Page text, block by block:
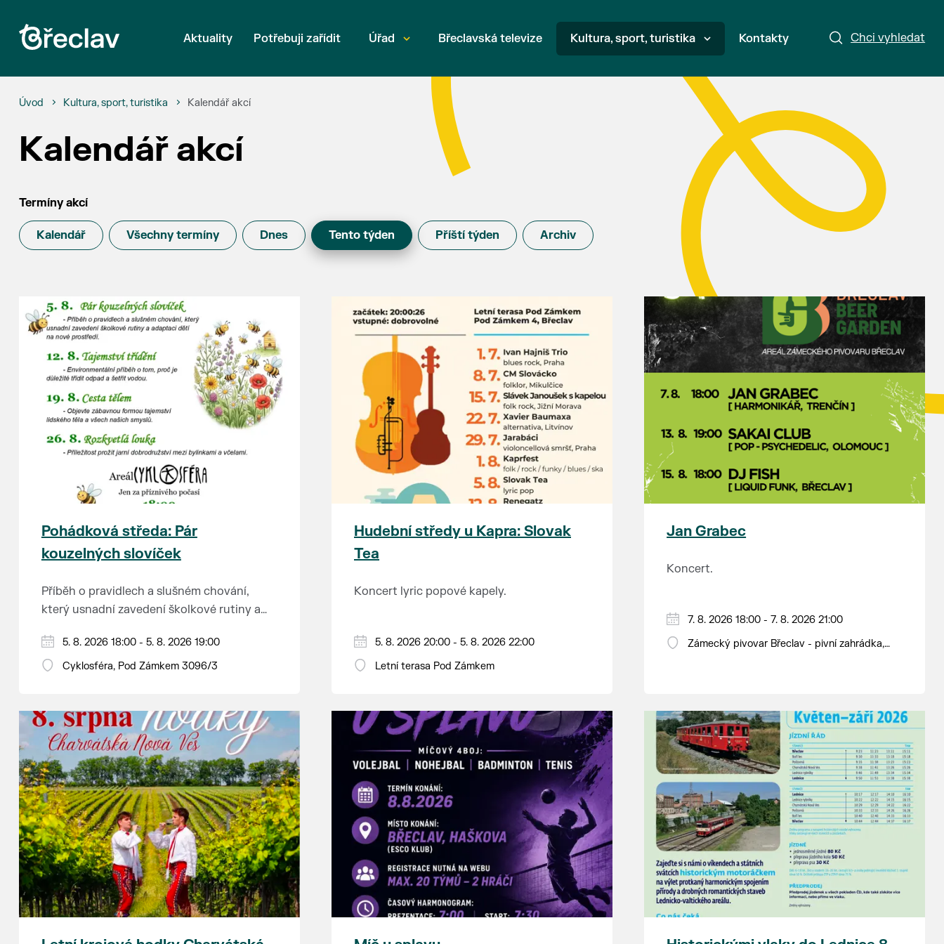
Chci vyhledat
Aktuality Potřebuji zařídit Úřad Břeclavská televize Kultura, sport, turistika Kontakty
Úvod Kultura, sport, turistika Kalendář akcí
Kalendář akcí
Termíny akcí
Kalendář Všechny termíny Dnes Tento týden Příští týden Archiv
Pohádková středa: Pár
kouzelných slovíček
Příběh o pravidlech a slušném chování,
který usnadní zavedení školkové rutiny a
Hraje se jen za příznivého počasí.
Vstupné dobrovolné.
5. 8. 2026 18:00 - 5. 8. 2026 19:00
Cyklosféra, Pod Zámkem 3096/3
Hudební středy u Kapra: Slovak
Tea
Koncert lyric popové kapely.
5. 8. 2026 20:00 - 5. 8. 2026 22:00
Letní terasa Pod Zámkem
Jan Grabec
Koncert.
7. 8. 2026 18:00 - 7. 8. 2026 21:00
Zámecký pivovar Břeclav - pivní zahrádka,